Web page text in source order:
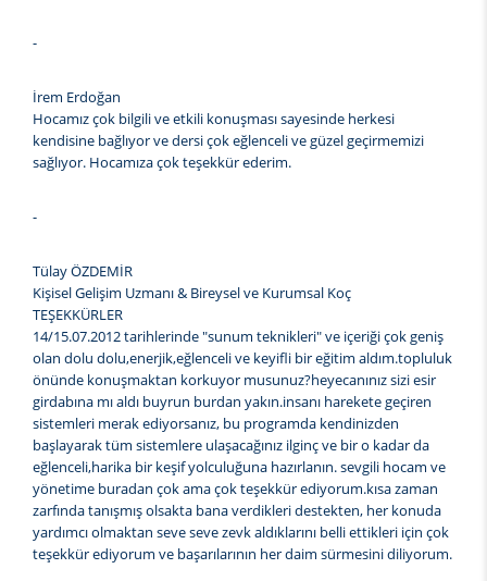
-
İrem Erdoğan
Hocamız çok bilgili ve etkili konuşması sayesinde herkesi
kendisine bağlıyor ve dersi çok eğlenceli ve güzel geçirmemizi
sağlıyor. Hocamıza çok teşekkür ederim.
-
Tülay ÖZDEMİR
Kişisel Gelişim Uzmanı & Bireysel ve Kurumsal Koç
TEŞEKKÜRLER
14/15.07.2012 tarihlerinde "sunum teknikleri" ve içeriği çok geniş
olan dolu dolu,enerjik,eğlenceli ve keyifli bir eğitim aldım.topluluk
önünde konuşmaktan korkuyor musunuz?heyecanınız sizi esir
girdabına mı aldı buyrun burdan yakın.insanı harekete geçiren
sistemleri merak ediyorsanız, bu programda kendinizden
başlayarak tüm sistemlere ulaşacağınız ilginç ve bir o kadar da
eğlenceli,harika bir keşif yolculuğuna hazırlanın. sevgili hocam ve
yönetime buradan çok ama çok teşekkür ediyorum.kısa zaman
zarfında tanışmış olsakta bana verdikleri destekten, her konuda
yardımcı olmaktan seve seve zevk aldıklarını belli ettikleri için çok
teşekkür ediyorum ve başarılarının her daim sürmesini diliyorum.